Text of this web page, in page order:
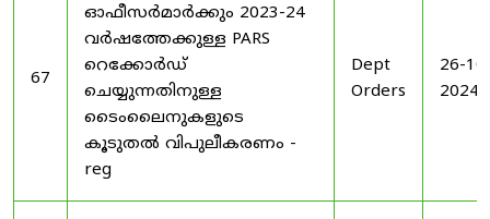
67
ഓഫീസർമാർക്കും 2023-24
വർഷത്തേക്കുള്ള PARS
റെക്കോർഡ്
ചെയ്യുന്നതിനുള്ള
ടൈംലൈനുകളുടെ
കൂടുതൽ വിപുലീകരണം -
reg
Dept
Orders
26-
2024